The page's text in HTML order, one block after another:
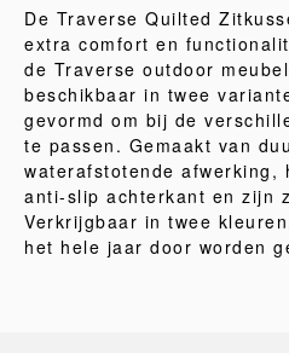
De Traverse Quilted
extra comfort en
de Traverse outdoor
beschikbaar in twee
gevormd om bij de
te passen. Gemaakt van
waterafstotende afwerking,
anti-slip achterkant en zijn
Verkrijgbaar in twee
het hele jaar door worden